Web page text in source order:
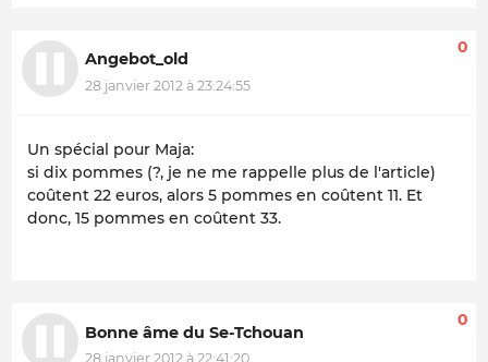
Angebot_old
28 janvier 2012 à 23:24:55
0
Un spécial pour Maja:
si dix pommes (?, je ne me rappelle plus de l'article)
coûtent 22 euros, alors 5 pommes en coûtent 11. Et
donc, 15 pommes en coûtent 33.
Bonne âme du Se-Tchouan
28 janvier 2012 à 22:41:20
0